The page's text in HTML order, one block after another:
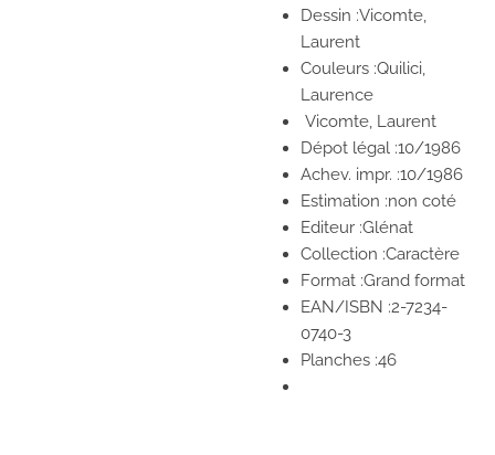
Dessin :Vicomte,
Laurent
Couleurs :Quilici,
Laurence
Vicomte, Laurent
Dépot légal :10/1986
Achev. impr. :10/1986
Estimation :non coté
Editeur :Glénat
Collection :Caractère
Format :Grand format
EAN/ISBN :2-7234-
0740-3
Planches :46